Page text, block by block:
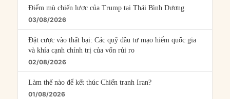
Điểm mù chiến lược của Trump tại Thái Bình Dương
03/08/2026
Đặt cược vào thất bại: Các quỹ đầu tư mạo hiểm quốc gia
và khía cạnh chính trị của vốn rủi ro
02/08/2026
Làm thế nào để kết thúc Chiến tranh Iran?
01/08/2026